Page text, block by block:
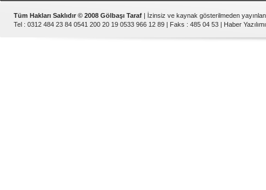
Tüm Hakları Saklıdır © 2008 Gölbaşı Taraf | İzinsiz ve kaynak gösterilmeden
Tel : 0312 484 23 84 0541 200 20 19 0533 966 12 89 | Faks : 485 04 53 | Haber Yazılımı